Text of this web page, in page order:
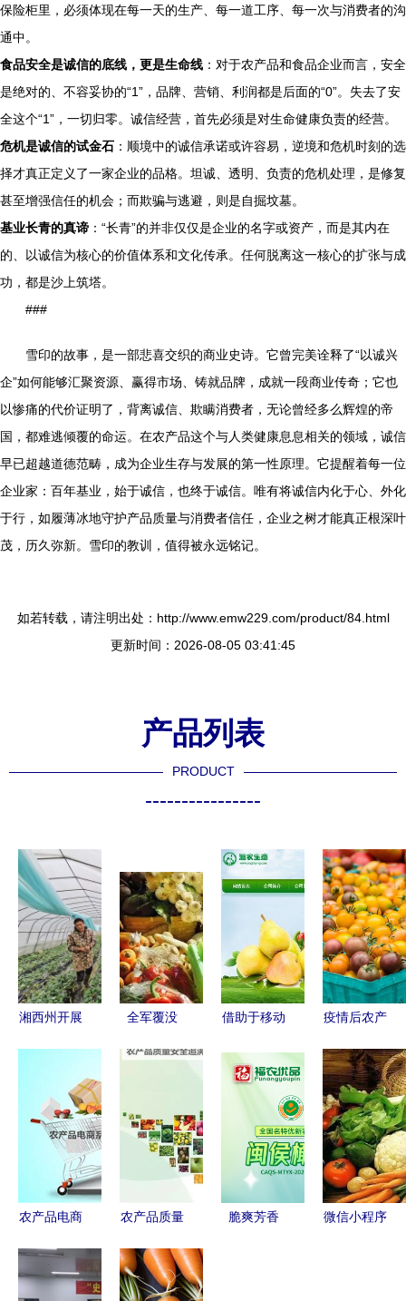
保险柜里，必须体现在每一天的生产、每一道工序、每一次与消费者的沟
通中。
食品安全是诚信的底线，更是生命线 ：对于农产品和食品企业而言，安全
是绝对的、不容妥协的“1”，品牌、营销、利润都是后面的“0”。失去了安
全这个“1”，一切归零。诚信经营，首先必须是对生命健康负责的经营。
危机是诚信的试金石 ：顺境中的诚信承诺或许容易，逆境和危机时刻的选
择才真正定义了一家企业的品格。坦诚、透明、负责的危机处理，是修复
甚至增强信任的机会；而欺骗与逃避，则是自掘坟墓。
基业长青的真谛 ：“长青”的并非仅仅是企业的名字或资产，而是其内在
的、以诚信为核心的价值体系和文化传承。任何脱离这一核心的扩张与成
功，都是沙上筑塔。
###
雪印的故事，是一部悲喜交织的商业史诗。它曾完美诠释了“以诚兴
企”如何能够汇聚资源、赢得市场、铸就品牌，成就一段商业传奇；它也
以惨痛的代价证明了，背离诚信、欺瞒消费者，无论曾经多么辉煌的帝
国，都难逃倾覆的命运。在农产品这个与人类健康息息相关的领域，诚信
早已超越道德范畴，成为企业生存与发展的第一性原理。它提醒着每一位
企业家：百年基业，始于诚信，也终于诚信。唯有将诚信内化于心、外化
于行，如履薄冰地守护产品质量与消费者信任，企业之树才能真正根深叶
茂，历久弥新。雪印的教训，值得被永远铭记。
如若转载，请注明出处：http://www.emw229.com/product/84.html
更新时间：2026-08-05 03:41:45
产品列表
PRODUCT
----------------
湘西州开展
众“舌尖上
的安全”
全军覆没
后真相
借助于移动
靠农创帮助
乡亲们找线
索去!？帮
你看着链接
疫情后农产
机遇与六道
难关
农产品电商
端客户，破
农产品质量
全国统一追
脆爽芳香
微信小程序